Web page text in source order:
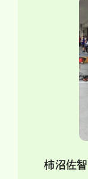
柿沼佐智